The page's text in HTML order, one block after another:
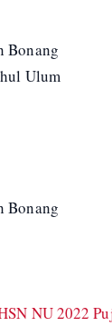
Bonang
Ulum
Bonang
NU 2022